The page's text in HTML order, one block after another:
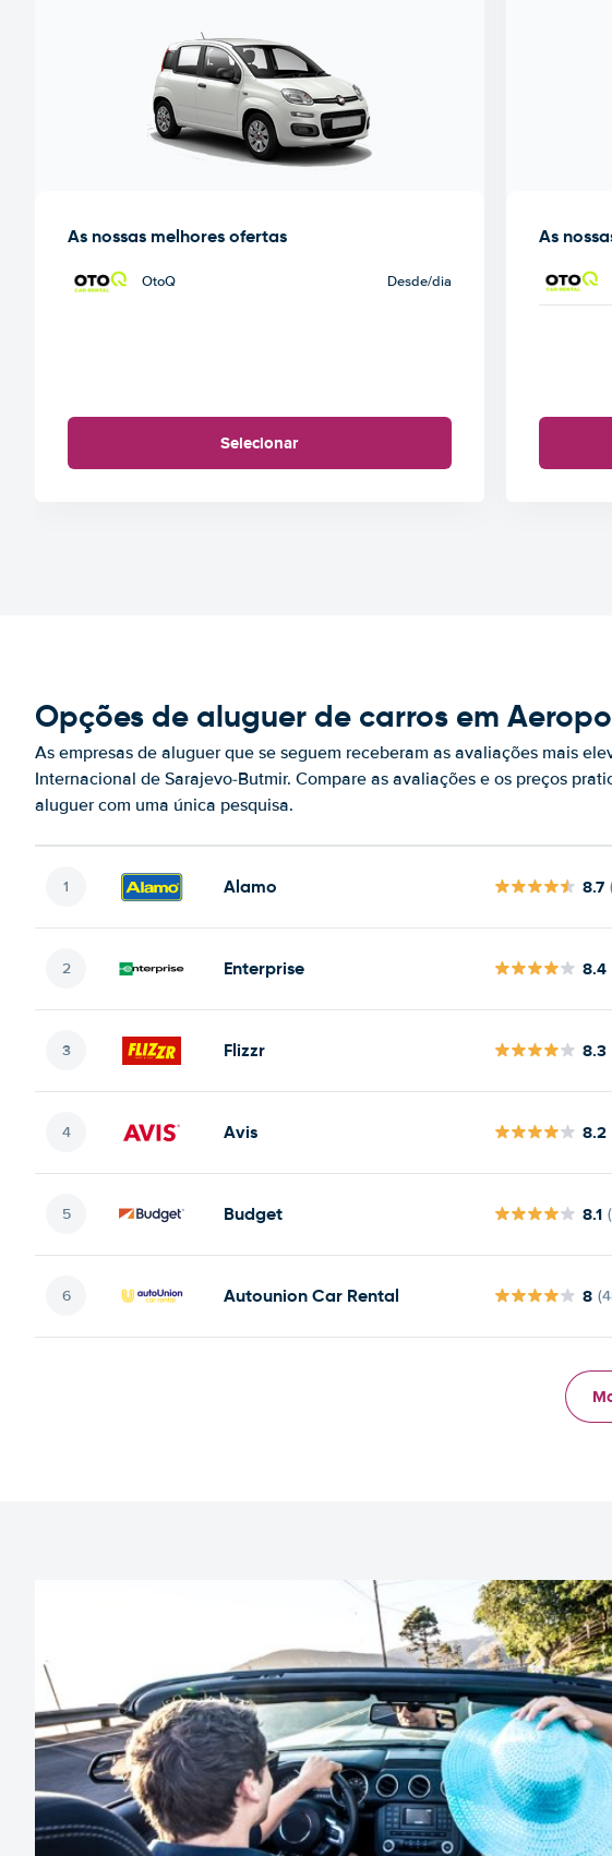
As nossas melhores ofertas
OtoQ Desde/dia
Selecionar
As
Opções de aluguer de carros em
As empresas de aluguer que se seguem receberam as avaliações mais
Internacional de Sarajevo-Butmir. Compare as avaliações e os preços
aluguer com uma única pesquisa.
Alamo 8.7
Enterprise 8.4
Flizzr 8.3
Avis 8.2
Budget 8.1
Autounion Car Rental 8